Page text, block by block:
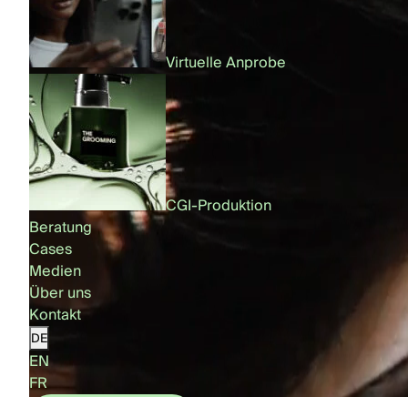
Virtuelle Anprobe
CGI-Produktion
Beratung
Cases
Medien
Über uns
Kontakt
DE
EN
FR